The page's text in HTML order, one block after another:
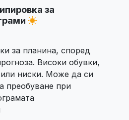
за
за планина, според
Високи обувки,
ниски. Може да си
преобуване при